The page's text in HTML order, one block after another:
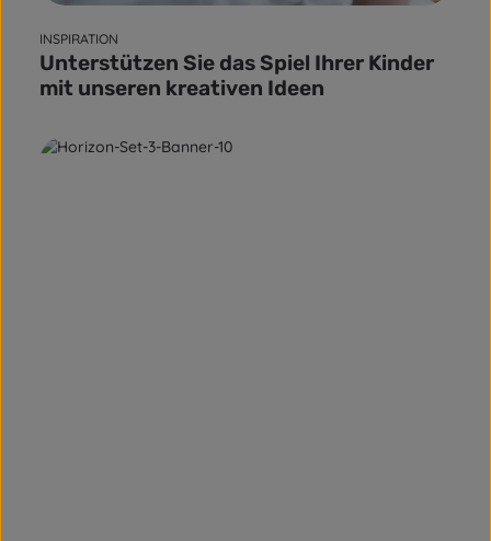
INSPIRATION
Unterstützen Sie das Spiel Ihrer Kinder
mit unseren kreativen Ideen
mehr